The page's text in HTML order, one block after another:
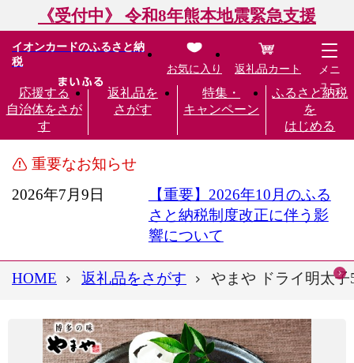
《受付中》 令和8年熊本地震緊急支援
イオンカードのふるさと納
税
応援する
自治体をさが
す
返礼品を
さがす
特集・
キャンペーン
ふるさと納税
を
はじめる
お気に入り 返礼品カート
メニ
ュー
重要なお知らせ
2026年7月9日
【重要】2026年10月のふる
さと納税制度改正に伴う影
響について
HOME 返礼品をさがす やまや ドライ明太